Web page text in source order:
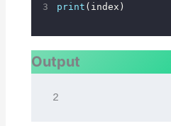
print (index)
Output
2